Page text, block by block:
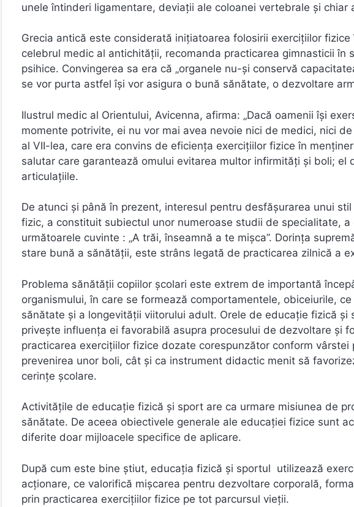
unele întinderi ligamentare, deviații ale coloanei vertebrale și chiar
Grecia antică este considerată inițiatoarea folosirii exercițiilor
celebrul medic al antichității, recomanda practicarea gimnasticii în
psihice. Convingerea sa era că „organele nu-și conservă
se vor purta astfel își vor asigura o bună sănătate, o dezvoltare
Ilustrul medic al Orientului, Avicenna, afirma: „Dacă oamenii își
momente potrivite, ei nu vor mai avea nevoie nici de medici, nici
al VII-lea, care era convins de eficiența exercițiilor fizice în
salutar care garantează omului evitarea multor infirmități și boli; el
articulațiile.
De atunci și până în prezent, interesul pentru desfășurarea unui
fizic, a constituit subiectul unor numeroase studii de specialitate,
următoarele cuvinte : „A trăi, înseamnă a te mișca”. Dorința
stare bună a sănătății, este strâns legată de practicarea zilnică a
Problema sănătății copiilor școlari este extrem de importantă
organismului, în care se formează comportamentele, obiceiurile,
sănătate și a longevității viitorului adult. Orele de educație fizică
privește influența ei favorabilă asupra procesului de dezvoltare și
practicarea exercițiilor fizice dozate corespunzător conform
prevenirea unor boli, cât și ca instrument didactic menit să
cerințe școlare.
Activităţile de educaţie fizică şi sport are ca urmare misiunea de
sănătate. De aceea obiectivele generale ale educației fizice sunt
diferite doar mijloacele specifice de aplicare.
După cum este bine știut, educația fizică și sportul utilizează
acționare, ce valorifică mișcarea pentru dezvoltare corporală,
prin practicarea exercițiilor fizice pe tot parcursul vieții.